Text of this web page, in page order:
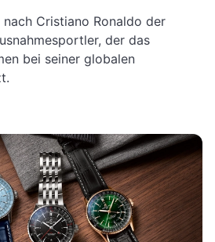
Cristiano Ronaldo der
der das
bei seiner globalen